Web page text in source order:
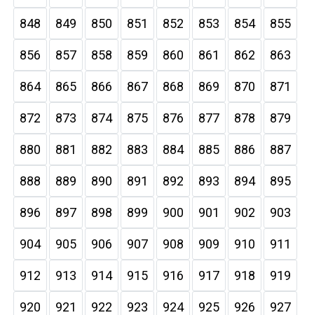
848 849 850 851 852 853 854 855
856 857 858 859 860 861 862 863
864 865 866 867 868 869 870 871
872 873 874 875 876 877 878 879
880 881 882 883 884 885 886 887
888 889 890 891 892 893 894 895
896 897 898 899 900 901 902 903
904 905 906 907 908 909 910 911
912 913 914 915 916 917 918 919
920 921 922 923 924 925 926 927